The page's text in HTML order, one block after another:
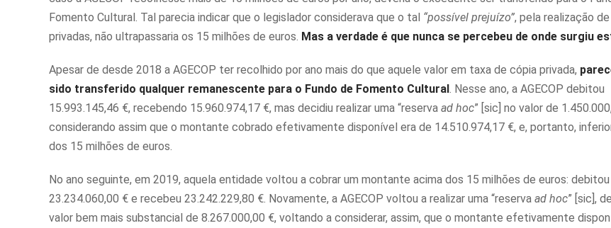
Fomento Cultural. Tal parecia indicar que o legislador considerava que o tal “possível prejuízo”, pela realização
privadas, não ultrapassaria os 15 milhões de euros. Mas a verdade é que nunca se percebeu de onde surgiu
Apesar de desde 2018 a AGECOP ter recolhido por ano mais do que aquele valor em taxa de cópia privada,
sido transferido qualquer remanescente para o Fundo de Fomento Cultural . Nesse ano, a AGECOP debitou
15.993.145,46 €, recebendo 15.960.974,17 €, mas decidiu realizar uma “reserva ad hoc” [sic] no valor de
considerando assim que o montante cobrado efetivamente disponível era de 14.510.974,17 €, e, portanto,
dos 15 milhões de euros.
No ano seguinte, em 2019, aquela entidade voltou a cobrar um montante acima dos 15 milhões de euros: debitou
23.234.060,00 € e recebeu 23.242.229,80 €. Novamente, a AGECOP voltou a realizar uma “reserva ad hoc” [sic],
valor bem mais substancial de 8.267.000,00 €, voltando a considerar, assim, que o montante efetivamente